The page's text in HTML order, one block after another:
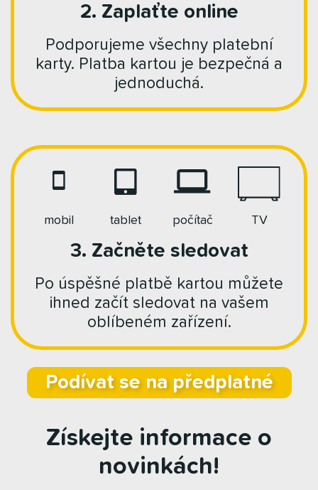
2. Zaplaťte online
Podporujeme všechny platební
karty. Platba kartou je bezpečná a
jednoduchá.
mobil tablet počítač TV
3. Začněte sledovat
Po úspěšné platbě kartou můžete
ihned začít sledovat na vašem
oblíbeném zařízení.
Podívat se na předplatné
Získejte informace o
novinkách!